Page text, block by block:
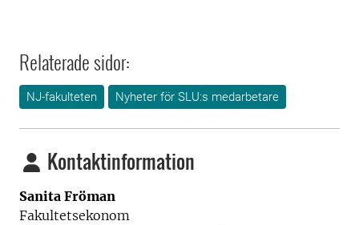
Relaterade sidor:
NJ-fakulteten Nyheter för SLU:s medarbetare
Kontaktinformation
Sanita Fröman
Fakultetsekonom